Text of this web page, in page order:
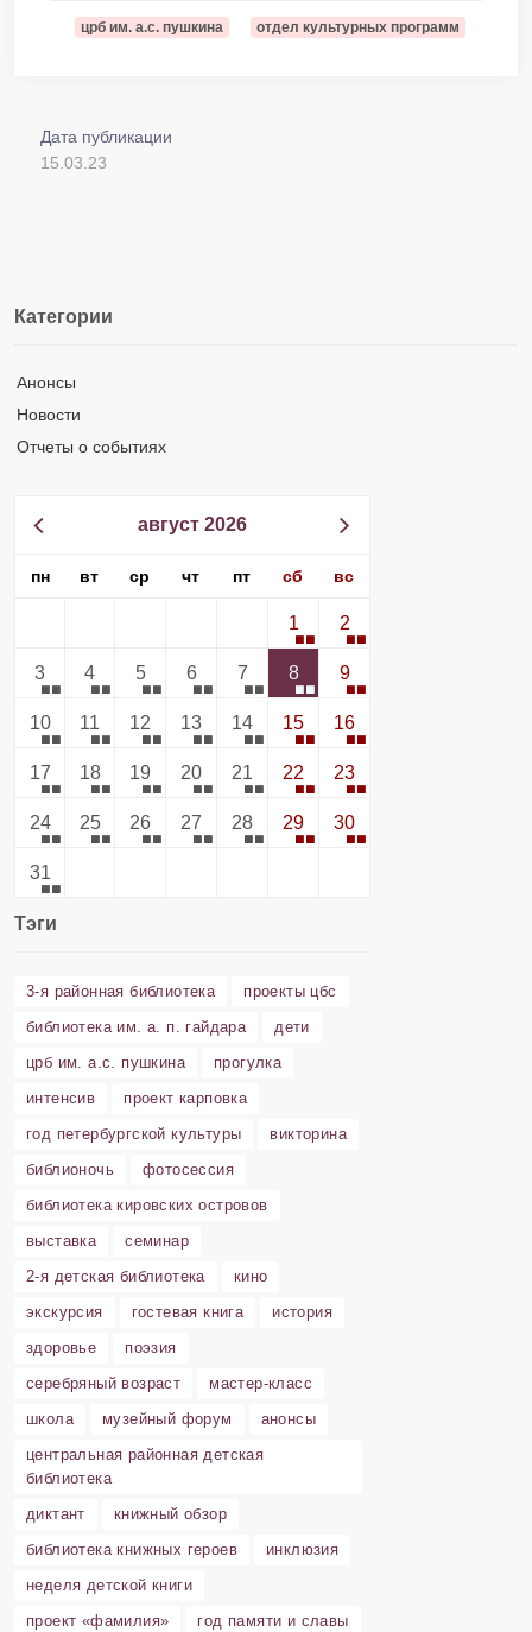
црб им. а.с. пушкина отдел культурных программ
Дата публикации
15.03.23
Категории
Анонсы
Новости
Отчеты о событиях
август 2026
пн вт ср чт пт сб вс
1 2
3 4 5 6 7 8 9
10 11 12 13 14 15 16
17 18 19 20 21 22 23
24 25 26 27 28 29 30
31
Тэги
3-я районная библиотека
проекты цбс
библиотека им. а. п. гайдара
дети
црб им. а.с. пушкина
прогулка
интенсив
проект карповка
год петербургской культуры
викторина
библионочь
фотосессия
библиотека кировских островов
выставка
семинар
2-я детская библиотека
кино
экскурсия
гостевая книга
история
здоровье
поэзия
серебряный возраст
мастер-класс
школа
музейный форум
анонсы
центральная районная детская
библиотека
диктант
книжный обзор
библиотека книжных героев
инклюзия
неделя детской книги
проект «фамилия»
год памяти и славы